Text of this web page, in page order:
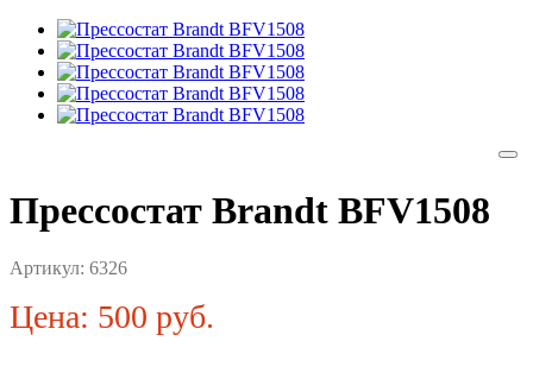
Прессостат Brandt BFV1508
Артикул: 6326
Цена: 500 руб.